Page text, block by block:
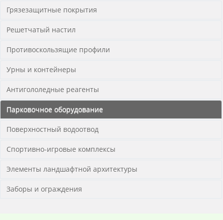
Грязезащитные покрытия
Решетчатый настил
Противоскользящие профили
Урны и контейнеры
Антигололедные реагенты
Парковочное оборудование
Поверхностный водоотвод
Спортивно-игровые комплексы
Элементы ландшафтной архитектуры
Заборы и ограждения